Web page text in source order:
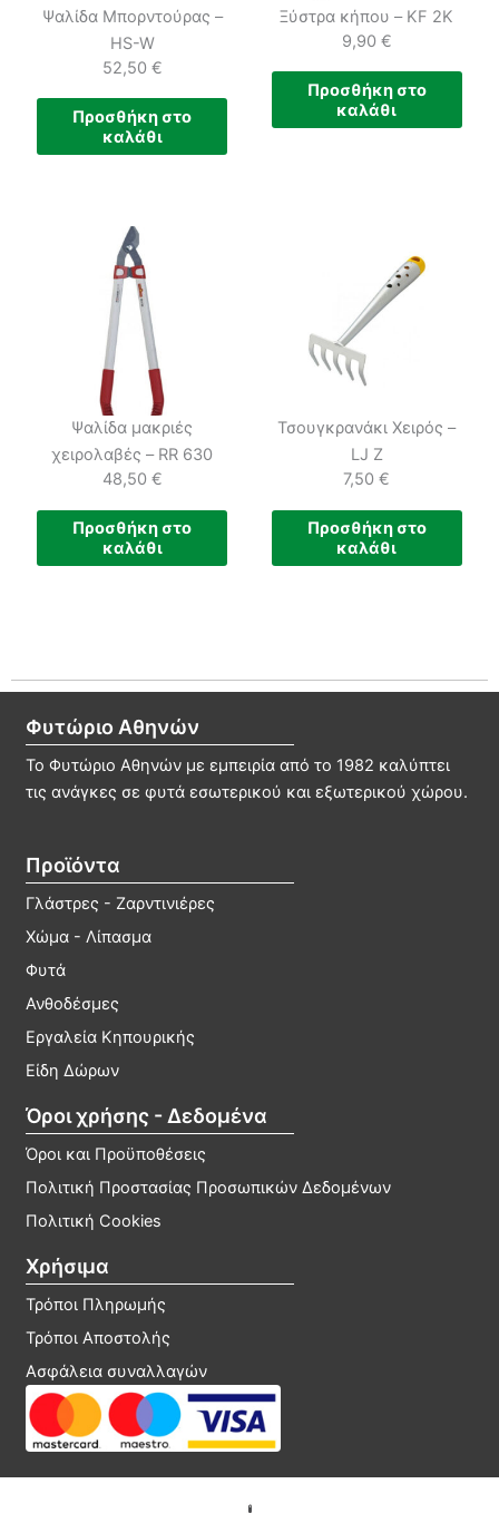
Ψαλίδα Μπορντούρας –
HS-W
52,50 €
Προσθήκη στο
καλάθι
Ξύστρα κήπου – KF 2K
9,90 €
Προσθήκη στο
καλάθι
Ψαλίδα μακριές
χειρολαβές – RR 630
48,50 €
Προσθήκη στο
καλάθι
Τσουγκρανάκι Χειρός –
LJ Z
7,50€
Προσθήκη στο
καλάθι
Φυτώριο Αθηνών
Το Φυτώριο Αθηνών με εμπειρία από το 1982 καλύπτει
τις ανάγκες σε φυτά εσωτερικού και εξωτερικού χώρου.
Προϊόντα
Γλάστρες - Ζαρντινιέρες
Χώμα - Λίπασμα
Φυτά
Ανθοδέσμες
Εργαλεία Κηπουρικής
Είδη Δώρων
Όροι χρήσης - Δεδομένα
Όροι και Προϋποθέσεις
Πολιτική Προστασίας Προσωπικών Δεδομένων
Πολιτική Cookies
Χρήσιμα
Τρόποι Πληρωμής
Τρόποι Αποστολής
Ασφάλεια συναλλαγών